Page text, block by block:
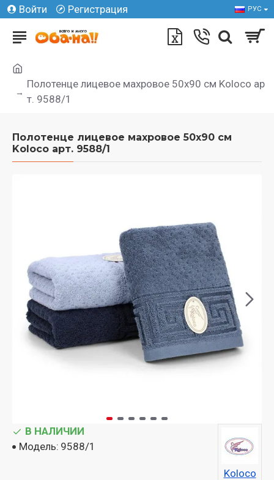
Войти Регистрация РУС
Полотенце лицевое махровое 50х90 см Koloco ар
т. 9588/1
Полотенце лицевое махровое 50х90 см
Koloco арт. 9588/1
В НАЛИЧИИ
Модель: 9588/1
Koloco